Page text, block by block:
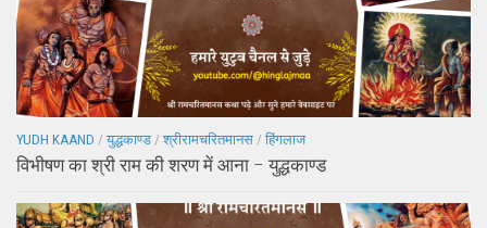
YUDH KAAND / युद्धकाण्ड / श्रीरामचरितमानस / हिंगलाज
विभीषण का श्री राम की शरण में आना – युद्धकाण्ड